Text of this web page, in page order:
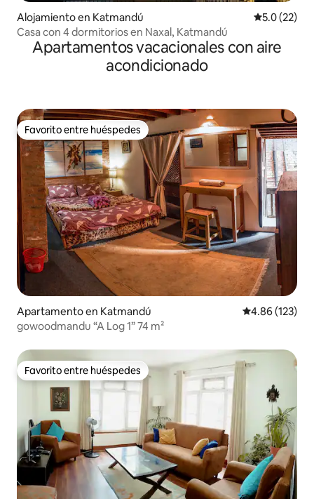
Alojamiento en Katmandú Calificación
5.0 (22)
Casa con 4 dormitorios en Naxal, Katmandú
Apartamentos vacacionales con aire
acondicionado
Favorito entre huéspedes
Favorito entre huéspedes
Apartamento en Katmandú Calificación
4.86 (123)
gowoodmandu “A Log 1” 74 m²
Favorito entre huéspedes
Favorito entre huéspedes